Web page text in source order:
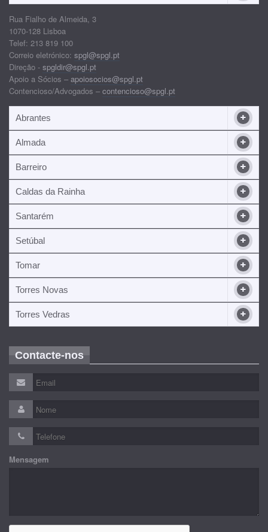
Rua Fialho de Almeida, 3
1070-128 Lisboa
Telef: 213 819 100
Correio eletrónico: spgl@spgl.pt
Direção - spgldir@spgl.pt
Apoio a Sócios – apoiosocios@spgl.pt
Contencioso/Advogados – contencioso@spgl.pt
Abrantes
Almada
Barreiro
Caldas da Rainha
Santarém
Setúbal
Tomar
Torres Novas
Torres Vedras
Contacte-nos
Mensagem